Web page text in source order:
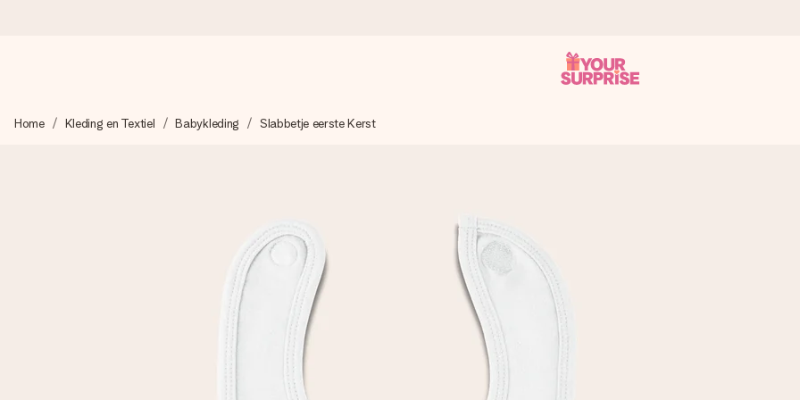
We maken jouw cadeau met zorg en zorgen dat het razendsnel onderweg is - zodat jij kunt geven op precies het juiste moment,
Onze cadeaus worden gewaardeerd. Klanten beoordelen ons met een 4,7 op Google Reviews
Je maakt in een paar stappen iets unieks – met haar naam, jullie foto of een boodschap die raakt. Zonder gedoe, maar met alle
Home Kleding en Textiel Babykleding Slabbetje eerste Kerst